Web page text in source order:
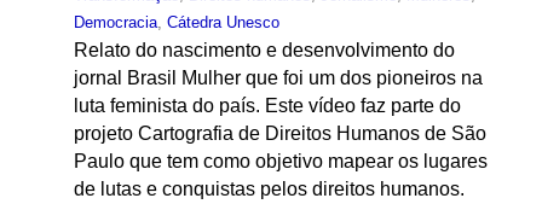
Democracia, Cátedra Unesco
Relato do nascimento e desenvolvimento do
jornal Brasil Mulher que foi um dos pioneiros na
luta feminista do país. Este vídeo faz parte do
projeto Cartografia de Direitos Humanos de São
Paulo que tem como objetivo mapear os lugares
de lutas e conquistas pelos direitos humanos.